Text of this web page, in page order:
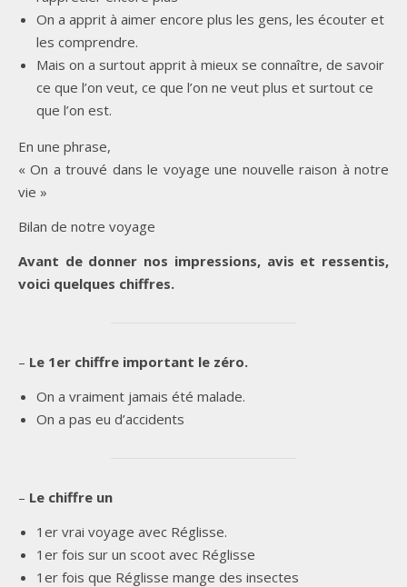
On a apprit à aimer encore plus les gens, les écouter et
les comprendre.
Mais on a surtout apprit à mieux se connaître, de savoir
ce que l’on veut, ce que l’on ne veut plus et surtout ce
que l’on est.
En une phrase,
« On a trouvé dans le voyage une nouvelle raison à notre
vie »
Bilan de notre voyage
Avant de donner nos impressions, avis et ressentis,
voici quelques chiffres.
– Le 1er chiffre important le zéro.
On a vraiment jamais été malade.
On a pas eu d’accidents
– Le chiffre un
1er vrai voyage avec Réglisse.
1er fois sur un scoot avec Réglisse
1er fois que Réglisse mange des insectes